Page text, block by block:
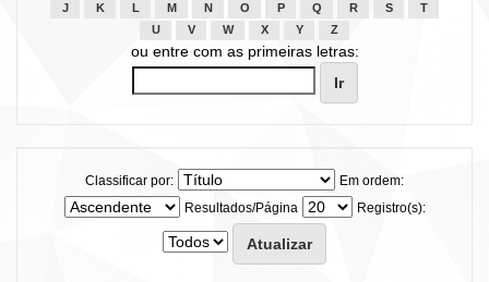
J
K L M N O P Q R S
T
U
V W X Y Z
ou entre com as primeiras letras:
Classificar por:
Em ordem:
Resultados/Página
Registro(s):